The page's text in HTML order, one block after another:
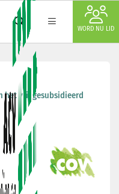
WORD NU LID
het vrij gesubsidieerd